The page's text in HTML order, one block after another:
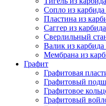
Сопло из
Пластина из
Саггер из
Сверлильный
Валик из
Мембрана из
Графит
Графитовая
Графитовый
Графитовое
Графитовый